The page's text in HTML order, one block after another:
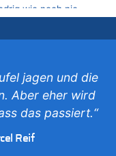
wie noch nie
wie noch nie
jagen und die
Aber eher wird
das passiert.“
Reif